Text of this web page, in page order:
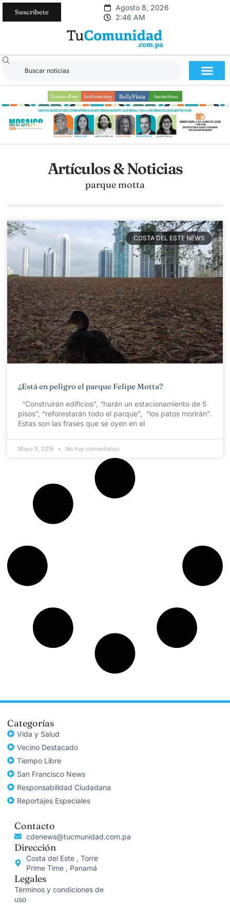
Suscríbete
Agosto 8, 2026
2:46 AM
Artículos & Noticias
parque motta
COSTA DEL ESTE NEWS
¿Está en peligro el parque Felipe Motta?
“Construirán edificios”, “harán un estacionamiento de 5
pisos”, “reforestarán todo el parque”, “los patos morirán”.
Estas son las frases que se oyen en el
Mayo 9, 2016 No hay comentarios
Categorías
Vida y Salud
Vecino Destacado
Tiempo Libre
San Francisco News
Responsabilidad Ciudadana
Reportajes Especiales
Contacto
cdenews@tucmunidad.com.pa
Dirección
Costa del Este , Torre
Prime Time , Panamá
Legales
Términos y condiciones de
uso